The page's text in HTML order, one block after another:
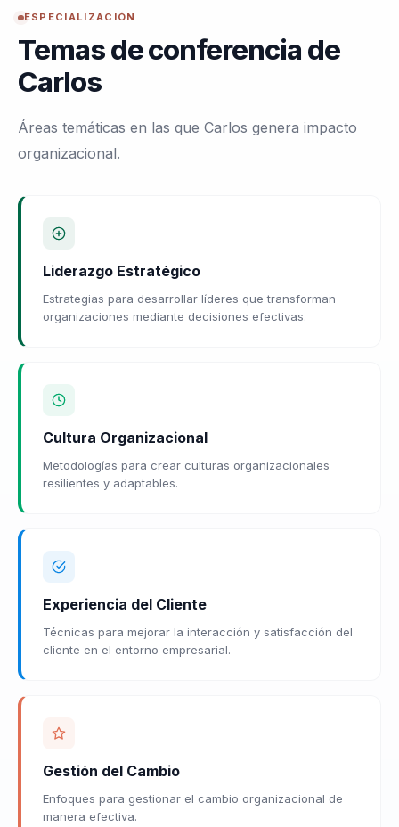
ESPECIALIZACIÓN
Temas de conferencia de
Carlos
Áreas temáticas en las que Carlos genera impacto
organizacional.
Liderazgo Estratégico
Estrategias para desarrollar líderes que transforman
organizaciones mediante decisiones efectivas.
Cultura Organizacional
Metodologías para crear culturas organizacionales
resilientes y adaptables.
Experiencia del Cliente
Técnicas para mejorar la interacción y satisfacción del
cliente en el entorno empresarial.
Gestión del Cambio
Enfoques para gestionar el cambio organizacional de
manera efectiva.